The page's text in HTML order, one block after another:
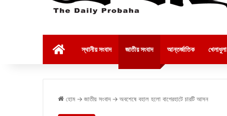
স্থানীয় সংবাদ জাতীয় সংবাদ আন্তর্জাতিক খেলাধুলা
হোম → জাতীয় সংবাদ → অবশেষে বহাল হলো বাগেরহাটে চারটি আসন